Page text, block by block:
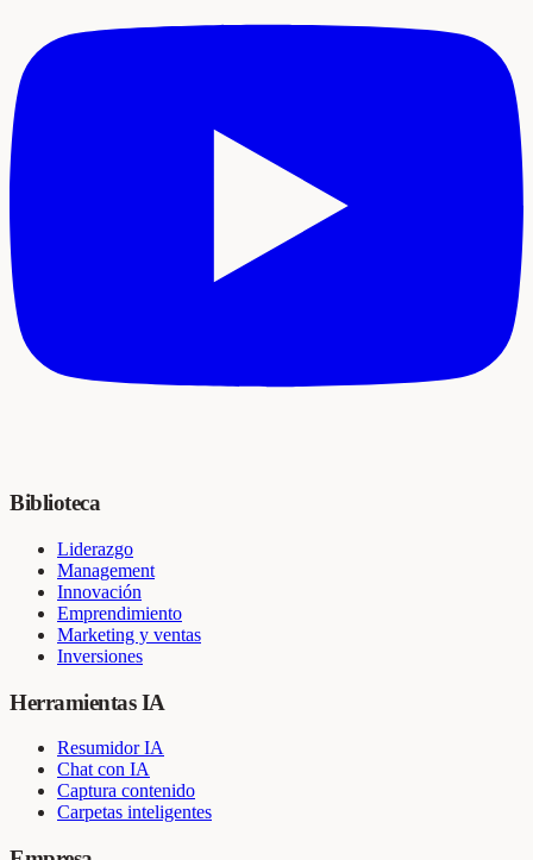
Biblioteca
Liderazgo
Management
Innovación
Emprendimiento
Marketing y ventas
Inversiones
Herramientas IA
Resumidor IA
Chat con IA
Captura contenido
Carpetas inteligentes